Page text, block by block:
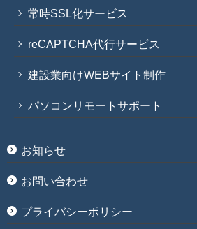
常時SSL化サービス
reCAPTCHA代行サービス
建設業向けWEBサイト制作
パソコンリモートサポート
お知らせ
お問い合わせ
プライバシーポリシー